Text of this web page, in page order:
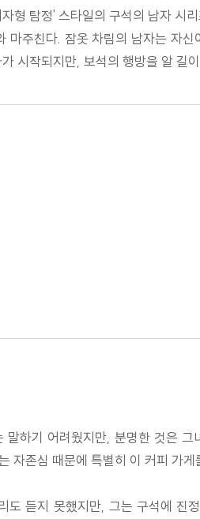
형 탐정' 스타일의 구석의 남자 시
주친다. 잠옷 차림의 남자는 자
시작되지만, 보석의 행방을 알 길
하기 어려웠지만, 분명한 것은
자존심 때문에 특별히 이 커피 가게
듣지 못했지만, 그는 구석에 진